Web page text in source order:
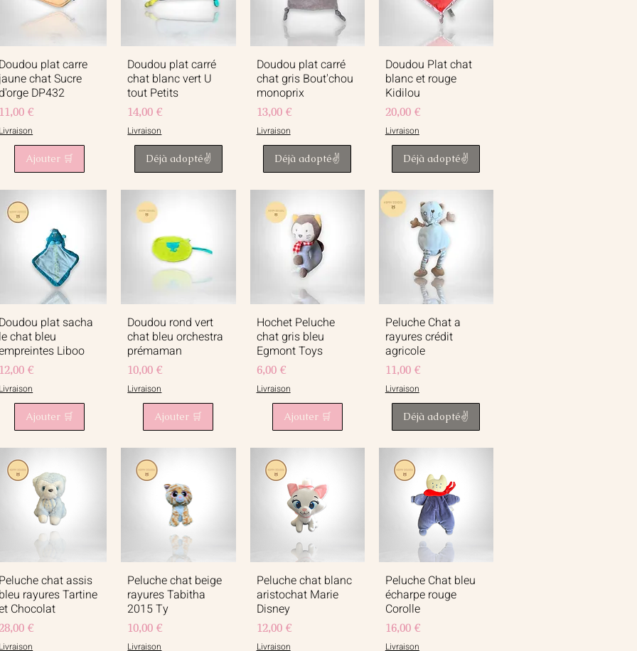
Aperçu rapide
Doudou plat carre
jaune chat Sucre
DP432
Prix
11,00 €
Livraison
Ajouter 🛒
Aperçu rapide
Doudou plat carré
chat blanc vert U
tout Petits
Prix
14,00 €
Livraison
Déjà adopté✌️
Aperçu rapide
Doudou plat carré
chat gris Bout'chou
monoprix
Prix
13,00 €
Livraison
Déjà adopté✌️
Aperçu rapide
Doudou Plat chat
blanc et rouge
Kidilou
Prix
20,00 €
Livraison
Déjà adopté✌️
Aperçu rapide
Doudou plat sacha
le chat bleu
Liboo
Prix
12,00 €
Livraison
Ajouter 🛒
Aperçu rapide
Doudou rond vert
chat bleu orchestra
prémaman
Prix
10,00 €
Livraison
Ajouter 🛒
Aperçu rapide
Hochet Peluche
chat gris bleu
Egmont Toys
Prix
6,00 €
Livraison
Ajouter 🛒
Aperçu rapide
Peluche Chat a
rayures crédit
agricole
Prix
11,00 €
Livraison
Déjà adopté✌️
Aperçu rapide
Peluche chat assis
bleu rayures Tartine
Chocolat
Prix €
Livraison
Aperçu rapide
Peluche chat beige
rayures Tabitha
2015 Ty
Prix
10,00 €
Livraison
Aperçu rapide
Peluche chat blanc
aristochat Marie
Disney
Prix
12,00 €
Livraison
Aperçu rapide
Peluche Chat bleu
écharpe rouge
Corolle
Prix
16,00 €
Livraison